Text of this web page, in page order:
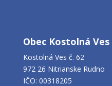
Obec Kostolná Ves
Kostolná Ves č. 62
972 26 Nitrianske Rudno
IČO: 00318205